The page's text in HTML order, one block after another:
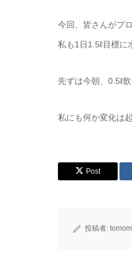
今回、皆さんがプ
私も1日1.5ℓ目標に
先ずは今朝、0.5ℓ
私にも何か変化は
Post
投稿者: